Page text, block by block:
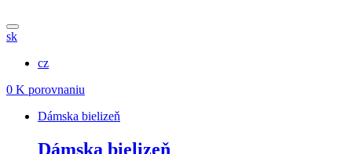
sk
cz
0 K porovnaniu
Dámska bielizeň
Dámska bielizeň